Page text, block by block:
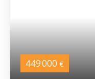
449 000 €